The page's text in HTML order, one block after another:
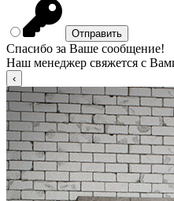
Спасибо за Ваше сообщение!
Наш менеджер свяжется с